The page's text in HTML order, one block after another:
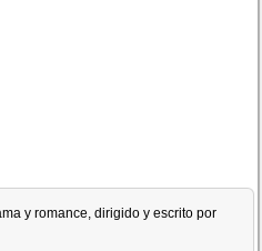
y romance, dirigido y escrito por